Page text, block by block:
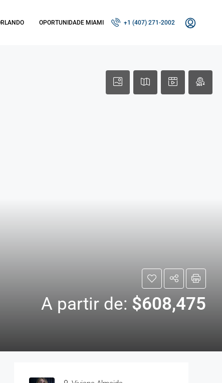
OPORTUNIDADE MIAMI +1 (407) 271-2002
A partir de: $608,475